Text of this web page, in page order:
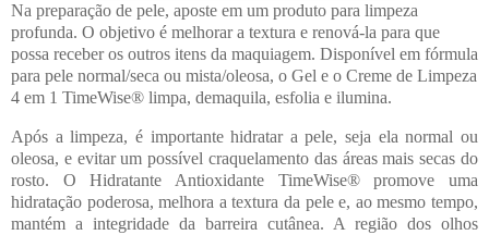
Na preparação de pele, aposte em um produto para limpeza
profunda. O objetivo é melhorar a textura e renová-la para que
possa receber os outros itens da maquiagem. Disponível em fórmula
para pele normal/seca ou mista/oleosa, o Gel e o Creme de Limpeza
4 em 1 TimeWise® limpa, demaquila, esfolia e ilumina.
Após a limpeza, é importante hidratar a pele, seja ela normal ou
oleosa, e evitar um possível craquelamento das áreas mais secas do
rosto. O Hidratante Antioxidante TimeWise® promove uma
hidratação poderosa, melhora a textura da pele e, ao mesmo tempo,
mantém a integridade da barreira cutânea. A região dos olhos